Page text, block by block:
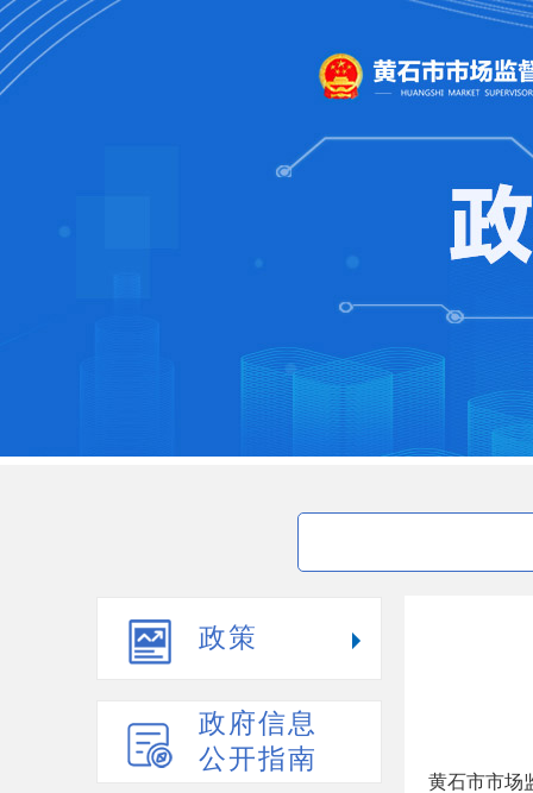
政策
政府信息
公开指南
黄石市市场